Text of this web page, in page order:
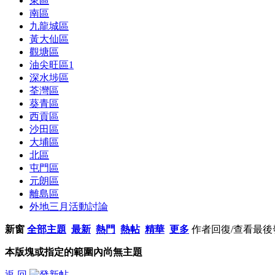
南區
九龍城區
黃大仙區
觀塘區
油尖旺區1
深水埗區
荃灣區
葵青區
西貢區
沙田區
大埔區
北區
屯門區
元朗區
離島區
外地三月活動討論
新窗 全部主題 最新 熱門 熱帖 精華 更多 作者回復/查看最後
本版塊或指定的範圍內尚無主題